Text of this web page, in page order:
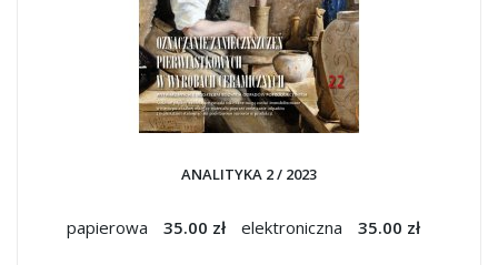
ANALITYKA 2 / 2023
papierowa 35.00 zł elektroniczna 35.00 zł